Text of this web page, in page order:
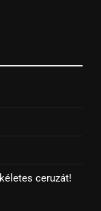
ceruzát!